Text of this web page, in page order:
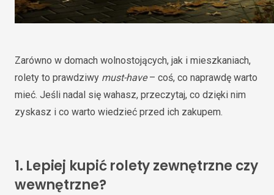
Zarówno w domach wolnostojących, jak i mieszkaniach,
rolety to prawdziwy must-have– coś, co naprawdę warto
mieć. Jeśli nadal się wahasz, przeczytaj, co dzięki nim
zyskasz i co warto wiedzieć przed ich zakupem.
1. Lepiej kupić rolety zewnętrzne czy
wewnętrzne?